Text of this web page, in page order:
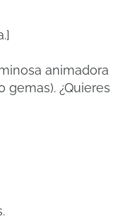
animadora
gemas). ¿Quieres